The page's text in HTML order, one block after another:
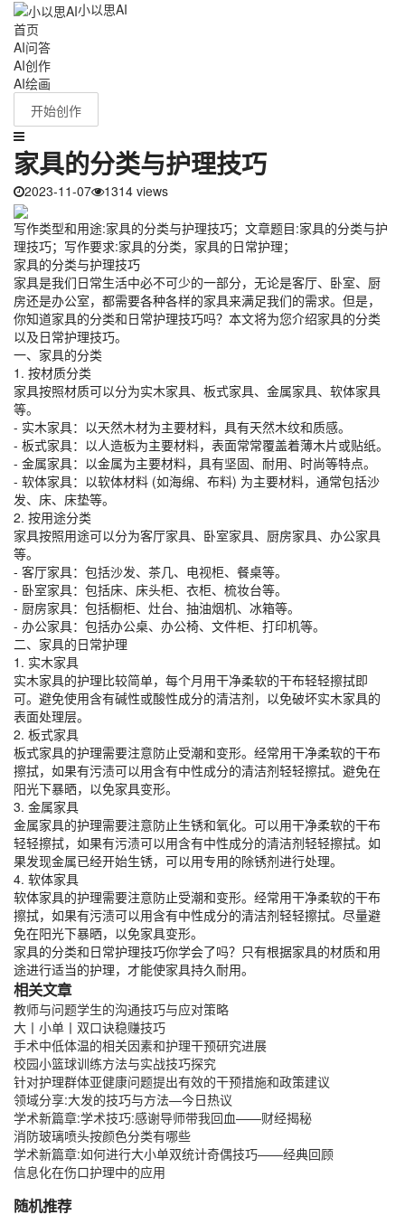
小以思AI
首页
AI问答
AI创作
AI绘画
开始创作
家具的分类与护理技巧
2023-11-07 1314 views
写作类型和用途:家具的分类与护理技巧；文章题目:家具的分类与护
理技巧；写作要求:家具的分类，家具的日常护理；
家具的分类与护理技巧
家具是我们日常生活中必不可少的一部分，无论是客厅、卧室、厨
房还是办公室，都需要各种各样的家具来满足我们的需求。但是，
你知道家具的分类和日常护理技巧吗？本文将为您介绍家具的分类
以及日常护理技巧。
一、家具的分类
1. 按材质分类
家具按照材质可以分为实木家具、板式家具、金属家具、软体家具
等。
- 实木家具：以天然木材为主要材料，具有天然木纹和质感。
- 板式家具：以人造板为主要材料，表面常常覆盖着薄木片或贴纸。
- 金属家具：以金属为主要材料，具有坚固、耐用、时尚等特点。
- 软体家具：以软体材料 (如海绵、布料) 为主要材料，通常包括沙
发、床、床垫等。
2. 按用途分类
家具按照用途可以分为客厅家具、卧室家具、厨房家具、办公家具
等。
- 客厅家具：包括沙发、茶几、电视柜、餐桌等。
- 卧室家具：包括床、床头柜、衣柜、梳妆台等。
- 厨房家具：包括橱柜、灶台、抽油烟机、冰箱等。
- 办公家具：包括办公桌、办公椅、文件柜、打印机等。
二、家具的日常护理
1. 实木家具
实木家具的护理比较简单，每个月用干净柔软的干布轻轻擦拭即
可。避免使用含有碱性或酸性成分的清洁剂，以免破坏实木家具的
表面处理层。
2. 板式家具
板式家具的护理需要注意防止受潮和变形。经常用干净柔软的干布
擦拭，如果有污渍可以用含有中性成分的清洁剂轻轻擦拭。避免在
阳光下暴晒，以免家具变形。
3. 金属家具
金属家具的护理需要注意防止生锈和氧化。可以用干净柔软的干布
轻轻擦拭，如果有污渍可以用含有中性成分的清洁剂轻轻擦拭。如
果发现金属已经开始生锈，可以用专用的除锈剂进行处理。
4. 软体家具
软体家具的护理需要注意防止受潮和变形。经常用干净柔软的干布
擦拭，如果有污渍可以用含有中性成分的清洁剂轻轻擦拭。尽量避
免在阳光下暴晒，以免家具变形。
家具的分类和日常护理技巧你学会了吗？只有根据家具的材质和用
途进行适当的护理，才能使家具持久耐用。
相关文章
教师与问题学生的沟通技巧与应对策略
大丨小单丨双口诀稳赚技巧
手术中低体温的相关因素和护理干预研究进展
校园小篮球训练方法与实战技巧探究
针对护理群体亚健康问题提出有效的干预措施和政策建议
领域分享:大发的技巧与方法—今日热议
学术新篇章:学术技巧:感谢导师带我回血——财经揭秘
消防玻璃喷头按颜色分类有哪些
学术新篇章:如何进行大小单双统计奇偶技巧——经典回顾
信息化在伤口护理中的应用
随机推荐